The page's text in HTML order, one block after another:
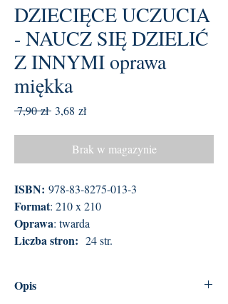
DZIECIĘCE UCZUCIA
- NAUCZ SIĘ DZIELIĆ
Z INNYMI oprawa
miękka
7,90 zł Regularna
3,68 złCena
Brak w magazynie
ISBN: 978-83-8275-013-3
Format: 210 x 210
Oprawa: twarda
Liczba stron: 24 str.
Opis